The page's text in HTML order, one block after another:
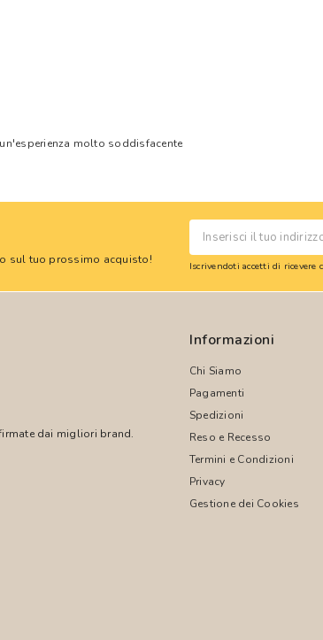
molto soddisfacente
sul tuo prossimo acquisto! Iscrivendoti accetti di
dai migliori brand.
Informazioni
Chi Siamo
Pagamenti
Spedizioni
Reso e Recesso
Termini e Condizioni
Privacy
Gestione dei Cookies